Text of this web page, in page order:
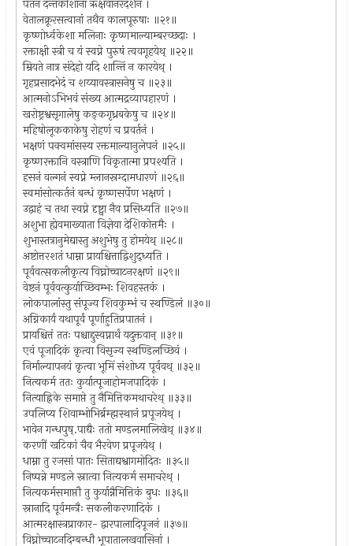
पतनं दन्तकोशानां ऋक्षवानरदर्शनं ।
वेतालक्रूरसत्वानां तथैव कालपूरुषाः ॥२१॥
कृष्णोर्ध्वकेशा मलिनाः कृष्णमाल्याम्बरच्छदाः ।
रक्ताक्षी स्त्री च यं स्वप्ने पुरुषं त्ववगूहयेथ् ॥२२॥
म्रियते नात्र संदेहो यदि शान्तिं न कारयेथ् ।
गृहप्रसादभेदं च शय्यावस्त्रासनेषु च ॥२३॥
आत्मनोऽभिभवं संख्य आत्मद्रव्यापहारणं ।
खरोष्ट्रश्वसृगालेषु कङ्कगृध्रबकेषु च ॥२४॥
महिषोलूककाकेषु रोहणं च प्रवर्तनं ।
भक्षणं पक्वमांसस्य रक्तमाल्यानुलेपनं ॥२५॥
कृष्णरक्तानि वस्त्राणि विकृतात्मा प्रपश्यति ।
हसनं वल्गनं स्वप्ने म्लानस्रग्दामधारणं ॥२६॥
स्वमांसोत्कर्तनं बन्धं कृष्णसर्पेण भक्षणं ।
उद्वाहं च तथा स्वप्ने दृष्ट्वा नैव प्रसिध्यति ॥२७॥
अशुभा ह्येवमाख्याता विज्ञेया देशिकोत्तमैः ।
शुभास्तत्रानुमेद्यास्तु अशुभेषु तु होमयेथ् ॥२८॥
अष्टोत्तरशतं धाम्ना प्रायश्चित्ताद्विशुद्ध्यति ।
पूर्ववत्सकलीकृत्य विघ्नोच्चाटनरक्षणं ॥२९॥
वेष्टनं पूर्ववत्कुर्याच्छिवम्भः शिवहस्तकं ।
लोकपालांस्तु संपूज्य शिवकुम्भं च स्थण्डिलं ॥३०॥
अग्निकार्यं यथापूर्वं पूर्णाहुतिप्रपातनं ।
प्रायश्चित्तं ततः पश्चाद्दुस्वप्नार्थं यदुक्तवान् ॥३१॥
एवं पूजादिकं कृत्वा विसृज्य स्थण्डिलच्छिवं ।
निर्माल्यापनयं कृत्वा भूमिं संशोध्य पूर्ववथ् ॥३२॥
नित्यकर्म ततः कुर्यात्पूजाहोमजपादिकं ।
नित्याह्निके समाप्ते तु नैमित्तिकमथाचरेथ् ॥३३॥
उपलिप्य शिवाम्भोभिर्ब्रम्ह्मस्थानं प्रपूजयेथ् ।
भावेन गन्धपुष्.पाद्यैः ततो मण्डलमालिखेथ् ॥३४॥
करणीं खटिकां चैव भैरवेण प्रपूजयेथ् ।
धाम्ना तु रजसां पातः सिताद्यश्वागमोदितः ॥३५॥
निष्पन्ने मण्डले स्नात्वा नित्यकर्म समाचरेथ् ।
नित्यकर्मसमाप्तौ तु कुर्यान्नैमित्तिकं बुधः ॥३६॥
स्नानादि पूर्वमन्त्रैः सकलीकरणादिकं ।
आत्मरक्षास्त्रप्राकार- द्वारपालादिपूजनं ॥३७॥
विघ्नोच्चाटनदिग्बन्धौ भूपातालखवासिनां ।